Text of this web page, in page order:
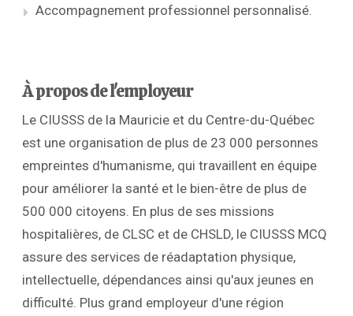
Accompagnement professionnel personnalisé.
À propos de l'employeur
Le CIUSSS de la Mauricie et du Centre-du-Québec
est une organisation de plus de 23 000 personnes
empreintes d'humanisme, qui travaillent en équipe
pour améliorer la santé et le bien-être de plus de
500 000 citoyens. En plus de ses missions
hospitalières, de CLSC et de CHSLD, le CIUSSS MCQ
assure des services de réadaptation physique,
intellectuelle, dépendances ainsi qu'aux jeunes en
difficulté. Plus grand employeur d'une région